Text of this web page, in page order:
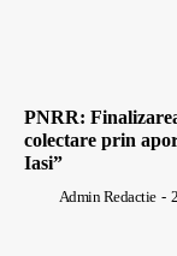
PNRR:
colectare prin
Iasi”
Admin Redactie -